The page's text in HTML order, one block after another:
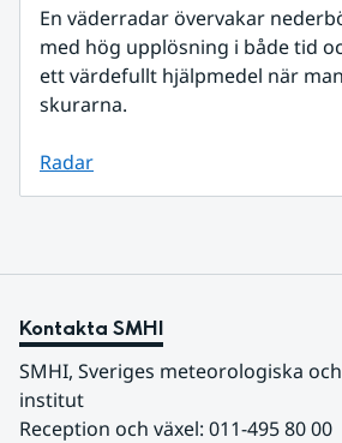
En väderradar övervakar
med hög upplösning i både tid
ett värdefullt hjälpmedel när
skurarna.
Radar
Kontakta SMHI
SMHI, Sveriges meteorologiska
institut
Reception och växel: 011-495 80 00